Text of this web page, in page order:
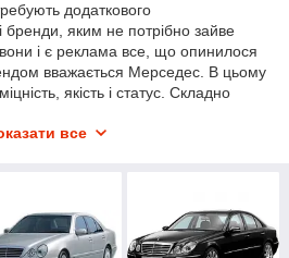
додаткового
бренди, яким не потрібно зайве
вони і є реклама все, що опинилося
вважається Мерседес. В цьому
якість і статус. Складно
ще з 80-х років 19 століття,
і престиж свого володаря. Але
все